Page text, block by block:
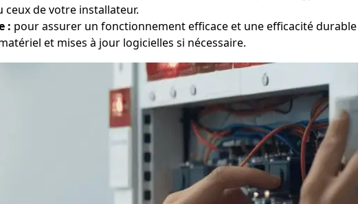
ceux de votre installateur.
: pour assurer un fonctionnement efficace et une efficacité
et mises à jour logicielles si nécessaire.